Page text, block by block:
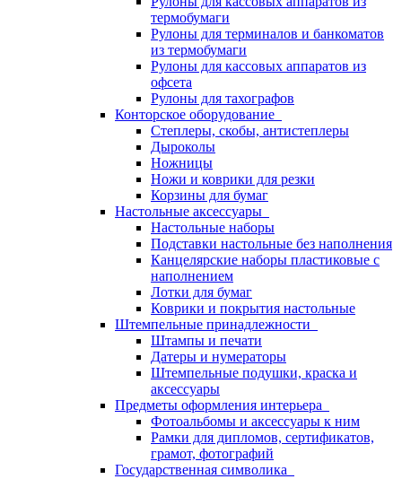
термобумаги
Рулоны для терминалов и банкоматов
из термобумаги
Рулоны для кассовых аппаратов из
офсета
Рулоны для тахографов
Конторское оборудование
Степлеры, скобы, антистеплеры
Дыроколы
Ножницы
Ножи и коврики для резки
Корзины для бумаг
Настольные аксессуары
Настольные наборы
Подставки настольные без наполнения
Канцелярские наборы пластиковые с
наполнением
Лотки для бумаг
Коврики и покрытия настольные
Штемпельные принадлежности
Штампы и печати
Датеры и нумераторы
Штемпельные подушки, краска и
аксессуары
Предметы оформления интерьера
Фотоальбомы и аксессуары к ним
Рамки для дипломов, сертификатов,
грамот, фотографий
Государственная символика